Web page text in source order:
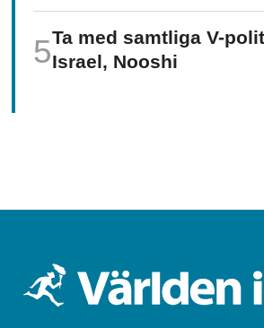
Ta med samtliga V-
Israel, Nooshi